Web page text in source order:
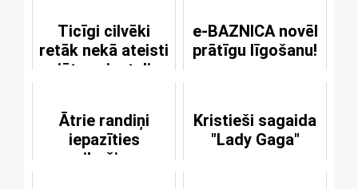
Ticīgi cilvēki
retāk nekā ateisti
jūtas vientuļi
e-BAZNICA novēl
prātīgu līgošanu!
Ātrie randiņi
iepazīties
gribošiem
Kristieši sagaida
"Lady Gaga"